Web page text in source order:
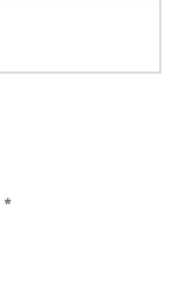
*Requerido